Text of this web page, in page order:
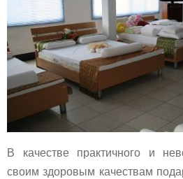
В качестве практичного и
своим здоровым качествам